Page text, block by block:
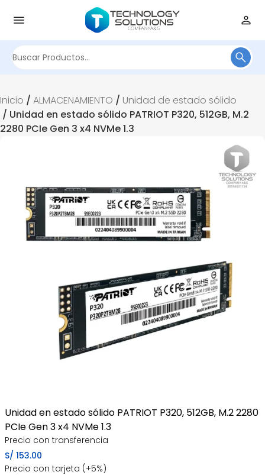
Inicio / ALMACENAMIENTO / Unidad de estado sólido
/ Unidad en estado sólido PATRIOT P320, 512GB, M.2
2280 PCIe Gen 3 x4 NVMe 1.3
Unidad en estado sólido PATRIOT P320, 512GB, M.2 2280
PCIe Gen 3 x4 NVMe 1.3
Precio con transferencia
S/ 153.00
Precio con tarjeta (+5%)